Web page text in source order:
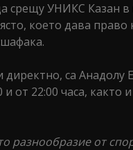
УНИКС Казан в
което дава право
са Анадолу
от 22:00 часа,
разнообразие от